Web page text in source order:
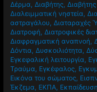
Δέρμα,Διαβήτης,
Διαλειμματική νηστεία,
αστραγάλου,Διαταραχές
Διατροφή,Διατροφικές
Διαφραγματική αναπνοή,
Δόντια,Δυσκοιλιότητα,
Εγκεφαλική λειτουργία,
Τραύμα, Εγκέφαλος,
Εικόνα του σώματος,
Έκζεμα, ΕΚΠΑ, Εκπαίδευση